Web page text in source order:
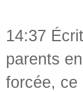
14:37
parents
forcée, ce